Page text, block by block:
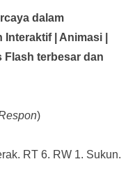
dalam
Interaktif| Animasi |
Flash terbesar dan
)
RT 6. RW 1. Sukun.